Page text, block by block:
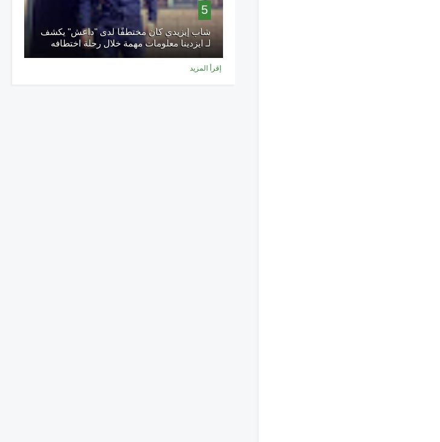
5
شاب إيزيدي كان مختطفًا لدى "داعش" يكشف
لـ ايزدينا معلومات مهمة خلال رحلة اختطافه
إقرأ المزيد